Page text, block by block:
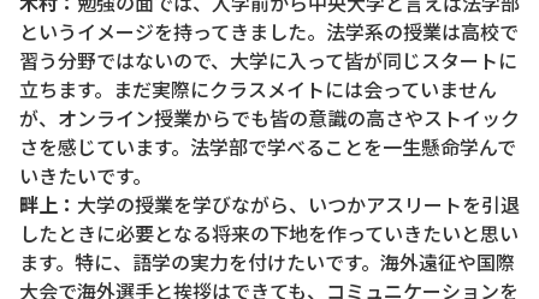
というイメージを持ってきました。法学系の授業は高校で
習う分野ではないので、大学に入って皆が同じスタートに
立ちます。まだ実際にクラスメイトには会っていません
が、オンライン授業からでも皆の意識の高さやストイック
さを感じています。法学部で学べることを一生懸命学んで
いきたいです。
畔上： 大学の授業を学びながら、いつかアスリートを引退
したときに必要となる将来の下地を作っていきたいと思い
ます。特に、語学の実力を付けたいです。海外遠征や国際
大会で海外選手と挨拶はできても、コミュニケーションを